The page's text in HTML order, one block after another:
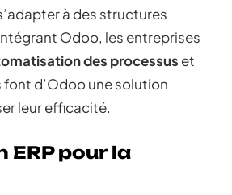
à des structures
Odoo, les entreprises
des processus et
d’Odoo une solution
leur efficacité.
ERP pour la